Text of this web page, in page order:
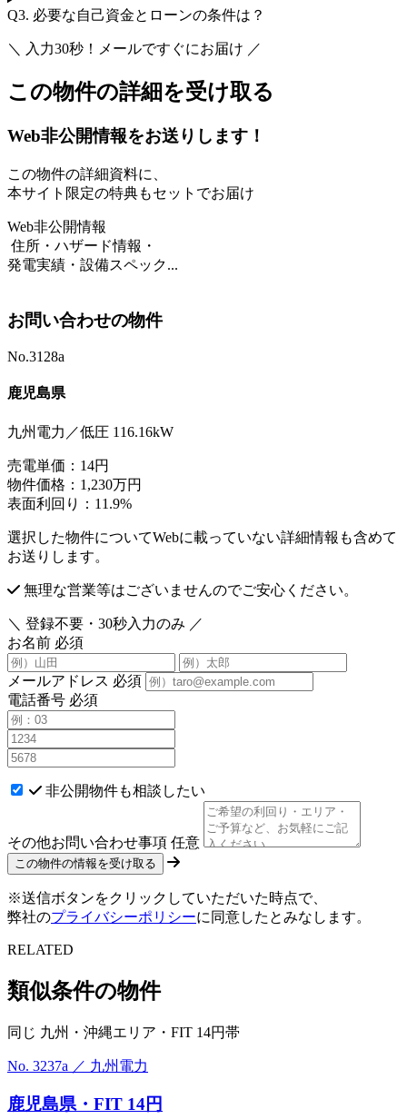
Q3. 必要な自己資金とローンの条件は？
＼ 入力30秒！メールですぐにお届け ／
この物件の詳細を受け取る
Web非公開情報をお送りします！
この物件の詳細資料に、
本サイト限定の特典もセットでお届け
Web非公開情報
住所・ハザード情報・
発電実績・設備スペック...
お問い合わせの物件
No.3128a
鹿児島県
九州電力／低圧 116.16kW
売電単価： 14円
物件価格： 1,230万円
表面利回り： 11.9%
選択した物件についてWebに載っていない詳細情報も含めて
お送りします。
無理な営業等はございませんのでご安心ください。
＼ 登録不要・30秒入力のみ ／
お名前 必須
メールアドレス 必須
電話番号 必須
非公開物件も相談したい
その他お問い合わせ事項 任意
※送信ボタンをクリックしていただいた時点で、
弊社のプライバシーポリシーに同意したとみなします。
RELATED
類似条件の物件
同じ 九州・沖縄エリア・FIT 14円帯
No. 3237a ／ 九州電力
鹿児島県・FIT 14円